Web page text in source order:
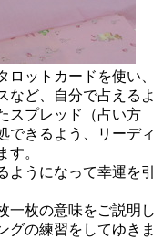
ットカードを使い、
など、自分で占えるよ
スプレッド（占い方
できるよう、リーディ
す。
うになって幸運を引
一枚の意味をご説明し
グの練習をしてゆきま